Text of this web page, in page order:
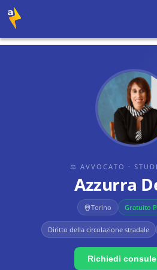
⚖ AVVOCATO ·
Azzurra
Torino Gratuito
Diritto della circolazione stradale
Richiedi